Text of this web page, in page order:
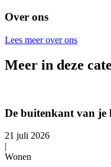
Over ons
Lees meer over ons
Meer in deze
De buitenkant van je
21 juli 2026
|
Wonen